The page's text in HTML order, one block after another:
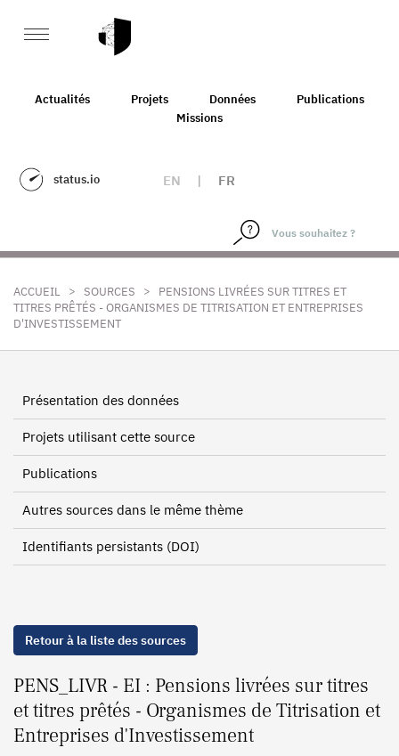
Actualités Projets Données
Publications
Missions
status.io EN | FR
ACCUEIL > SOURCES >
PENSIONS LIVRÉES SUR TITRES ET
TITRES PRÊTÉS - ORGANISMES DE TITRISATION ET ENTREPRISES
D'INVESTISSEMENT
Présentation des données
Projets utilisant cette source
Publications
Autres sources dans le même thème
Identifiants persistants (DOI)
Retour à la liste des sources
PENS_LIVR - EI : Pensions livrées sur titres
et titres prêtés - Organismes de Titrisation et
Entreprises d'Investissement